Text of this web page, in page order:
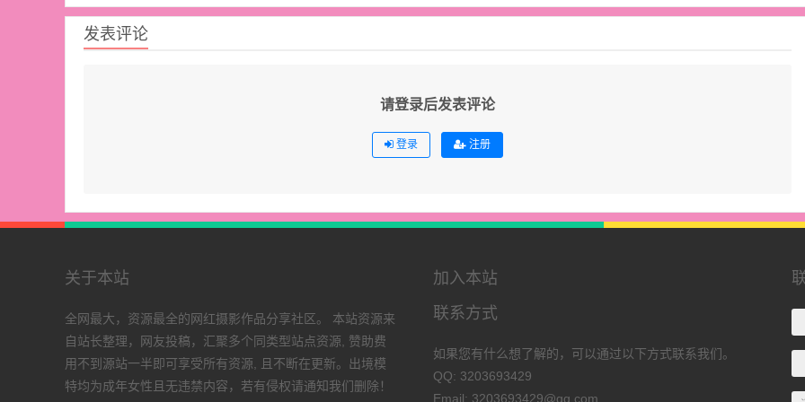
发表评论
请登录后发表评论
登录 注册
关于本站
全网最大，资源最全的网红摄影作品分享社区。 本站资源来
自站长整理，网友投稿，汇聚多个同类型站点资源, 赞助费
用不到源站一半即可享受所有资源, 且不断在更新。出境模
特均为成年女性且无违禁内容，若有侵权请通知我们删除！
加入本站
联系方式
如果您有什么想了解的，可以通过以下方式联系我们。
QQ: 3203693429
Email: 3203693429@qq.com